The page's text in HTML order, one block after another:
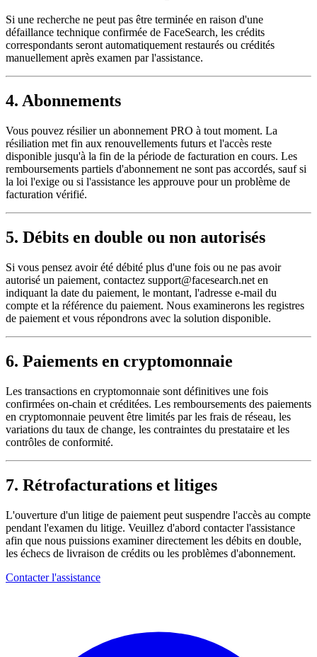
Si une recherche ne peut pas être terminée en raison d'une
défaillance technique confirmée de FaceSearch, les crédits
correspondants seront automatiquement restaurés ou crédités
manuellement après examen par l'assistance.
4. Abonnements
Vous pouvez résilier un abonnement PRO à tout moment. La
résiliation met fin aux renouvellements futurs et l'accès reste
disponible jusqu'à la fin de la période de facturation en cours. Les
remboursements partiels d'abonnement ne sont pas accordés, sauf si
la loi l'exige ou si l'assistance les approuve pour un problème de
facturation vérifié.
5. Débits en double ou non autorisés
Si vous pensez avoir été débité plus d'une fois ou ne pas avoir
autorisé un paiement, contactez support@facesearch.net en
indiquant la date du paiement, le montant, l'adresse e-mail du
compte et la référence du paiement. Nous examinerons les registres
de paiement et vous répondrons avec la solution disponible.
6. Paiements en cryptomonnaie
Les transactions en cryptomonnaie sont définitives une fois
confirmées on-chain et créditées. Les remboursements des paiements
en cryptomonnaie peuvent être limités par les frais de réseau, les
variations du taux de change, les contraintes du prestataire et les
contrôles de conformité.
7. Rétrofacturations et litiges
L'ouverture d'un litige de paiement peut suspendre l'accès au compte
pendant l'examen du litige. Veuillez d'abord contacter l'assistance
afin que nous puissions examiner directement les débits en double,
les échecs de livraison de crédits ou les problèmes d'abonnement.
Contacter l'assistance